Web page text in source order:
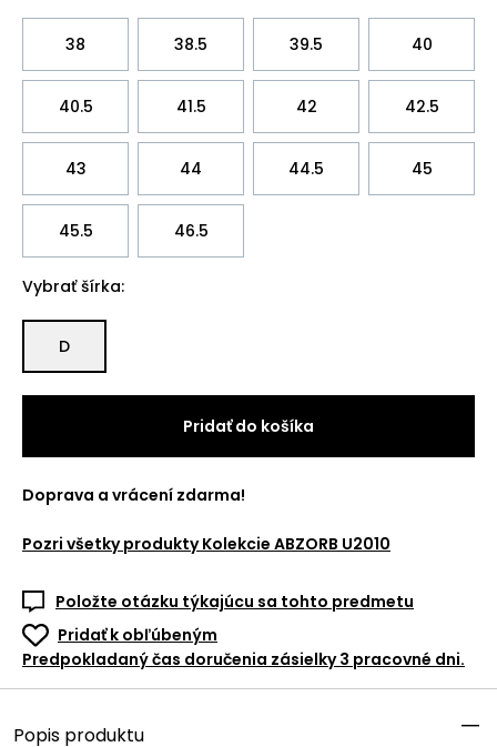
38 38.5 39.5 40
40.5 41.5 42 42.5
43 44 44.5 45
45.5 46.5
Vybrať šírka:
D
Pridať do košíka
Doprava a vrácení zdarma!
Pozri všetky produkty Kolekcie ABZORB U2010
Položte otázku týkajúcu sa tohto predmetu
Pridať k obľúbeným
Predpokladaný čas doručenia zásielky 3 pracovné dni.
Popis produktu